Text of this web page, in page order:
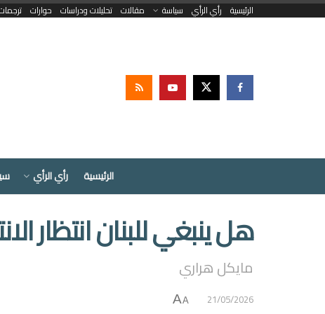
الرئيسية رأي الرأي سياسة مقالات تحليلات ودراسات حوارات
الرئيسية رأي الرأي
هل ينبغي للبنان انتظار
مايكل هراري
21/05/2026
A
A